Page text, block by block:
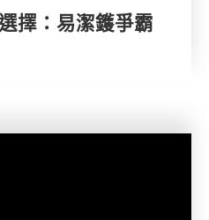
擇：易潔鑊爭霸